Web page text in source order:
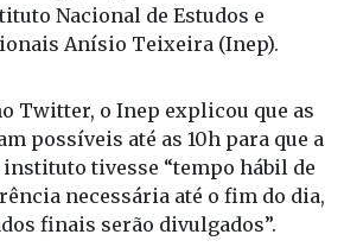
Nacional de Estudos e
Anísio Teixeira (Inep).
Twitter, o Inep explicou que as
possíveis até as 10h para que a
tivesse “tempo hábil de
necessária até o fim do dia,
finais serão divulgados”.